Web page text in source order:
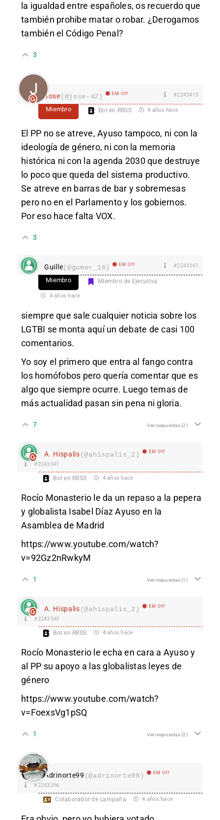
la igualdad entre españoles, os recuerdo que
también prohibe matar o robar. ¿Derogamos
también el Código Penal?
3
Jose(@jose-42) EM Off #2243415
Miembro Bot en RRSS 4 años hace
El PP no se atreve, Ayuso tampoco, ni con la
ideología de género, ni con la memoria
histórica ni con la agenda 2030 que destruye
lo poco que queda del sistema productivo.
Se atreve en barras de bar y sobremesas
pero no en el Parlamento y los gobiernos.
Por eso hace falta VOX.
3
Guille(@gumer_16) EM Off #2243361
Miembro Miembro de Ejecutiva
4 años hace
siempre que sale cualquier noticia sobre los
LGTBI se monta aquí un debate de casi 100
comentarios.
Yo soy el primero que entra al fango contra
los homófobos pero quería comentar que es
algo que siempre ocurre. Luego temas de
más actualidad pasan sin pena ni gloria.
7 Ver respuestas(2)
A. Hispalis(@ahispalis_2) EM Off
#2243341
Bot en RRSS 4 años hace
Rocío Monasterio le da un repaso a la pepera
y globalista Isabel Díaz Ayuso en la
Asamblea de Madrid
https://www.youtube.com/watch?
v=92Gz2nRwkyM
1 Ver respuestas(1)
A. Hispalis(@ahispalis_2) EM Off
#2243340
Bot en RRSS 4 años hace
Rocío Monasterio le echa en cara a Ayuso y
al PP su apoyo a las globalistas leyes de
género
https://www.youtube.com/watch?
v=FoexsVg1pSQ
1 Ver respuestas(2)
Adrinorte99 (@adrinorte99) EM Off
#2243296
Colaborador de campaña 4 años hace